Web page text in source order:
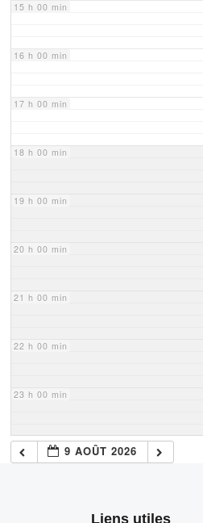
15 h 00 min
16 h 00 min
17 h 00 min
18 h 00 min
19 h 00 min
20 h 00 min
21 h 00 min
22 h 00 min
23 h 00 min
9 AOÛT 2026
Liens utiles